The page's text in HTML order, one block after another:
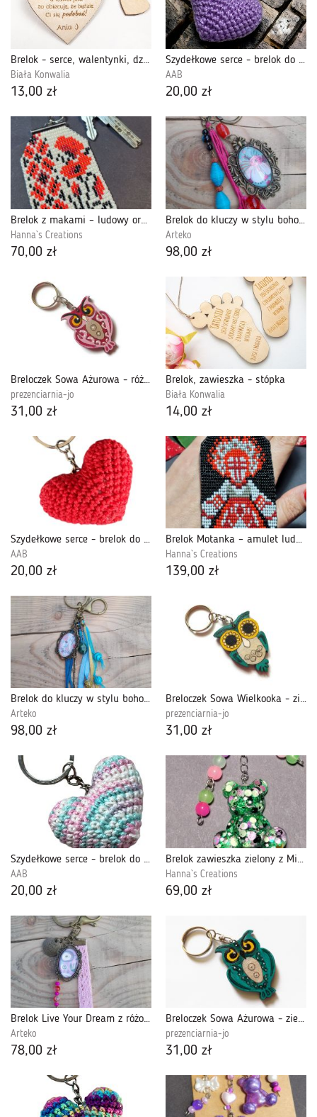
Brelok - serce, walentynki, dzień kobiet
Biała Konwalia
13,00 zł
Szydełkowe serce - brelok do kluczy (424818)
AAB
20,00 zł
Brelok z makami – ludowy ornament breloczek zawieszka do kluczy torebki
Hanna`s Creations
70,00 zł
Brelok do kluczy w stylu boho z kaboszonem - Floral Bloom
Arteko
98,00 zł
Breloczek Sowa Ażurowa - różowa
prezenciarnia-jo
31,00 zł
Brelok, zawieszka - stópka
Biała Konwalia
14,00 zł
Szydełkowe serce - brelok do kluczy czerwonee (425735)
AAB
20,00 zł
Brelok Motanka – amulet ludowy etno breloczek zawieszka do kluczy torebki
Hanna`s Creations
139,00 zł
Brelok do kluczy w stylu boho z kaboszonem - Meadow Breeze
Arteko
98,00 zł
Breloczek Sowa Wielkooka - zieleń morska
prezenciarnia-jo
31,00 zł
Szydełkowe serce - brelok do kluczy (425555)
AAB
20,00 zł
Brelok zawieszka zielony z Misiem i sercem z żywicy do kluczy, torebki, plecaka
Hanna`s Creations
69,00 zł
Brelok Live Your Dream z różową koronką i charmsami
Arteko
78,00 zł
Breloczek Sowa Ażurowa - zieleń morska
prezenciarnia-jo
31,00 zł